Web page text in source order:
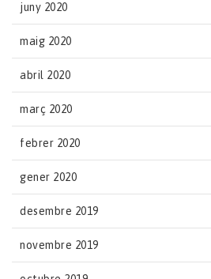
juny 2020
maig 2020
abril 2020
març 2020
febrer 2020
gener 2020
desembre 2019
novembre 2019